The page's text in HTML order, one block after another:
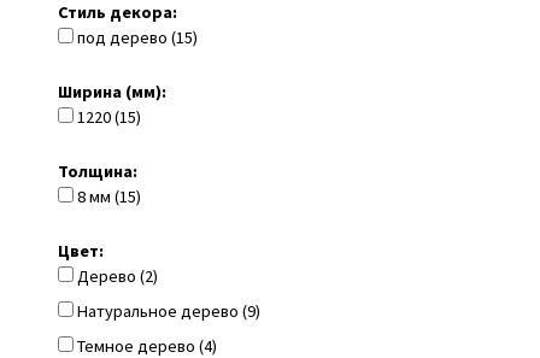
Стиль декора:
под дерево (15)
Ширина (мм):
1220 (15)
Толщина:
8 мм (15)
Цвет:
Дерево (2)
Натуральное дерево (9)
Темное дерево (4)